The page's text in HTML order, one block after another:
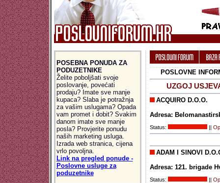
POSEBNA PONUDA ZA
PODUZETNIKE
Želite poboljšati svoje
poslovanje, povećati
prodaju? Imate sve manje
kupaca? Slaba je potražnja
za vašim uslugama? Opada
vam promet i dobit? Svakim
danom imate sve manje
posla? Provjerite ponudu
naših marketing usluga.
Izrada web stranica, cijena
vrlo povoljna.
Link na pregled ponude -
Poslovne usluge za
poduzetnike
POSLOVNE
UZGOJ
ACQUIRO D.O.O.
Adresa:
Status: ||
ADAM I SINOVI
Adresa: 121. brigade
Status: ||